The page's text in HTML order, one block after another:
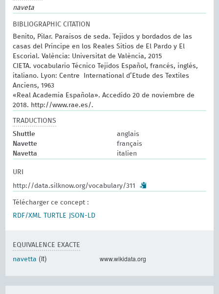
naveta
BIBLIOGRAPHIC CITATION
Benito, Pilar. Paraísos de seda. Tejidos y bordados de las
casas del Príncipe en los Reales Sitios de El Pardo y El
Escorial. València: Universitat de València, 2015
CIETA. vocabulario Técnico Tejidos Español, francés, inglés,
italiano. Lyon: Centre International d’Etude des Textiles
Anciens, 1963
«Real Academia Española». Accedido 20 de noviembre de
2018. http://www.rae.es/.
TRADUCTIONS
Shuttle
anglais
Navette
français
Navetta
italien
URI
http://data.silknow.org/vocabulary/311
Télécharger ce concept :
RDF/XML
TURTLE JSON-LD
EQUIVALENCE EXACTE
navetta (it) www.wikidata.org